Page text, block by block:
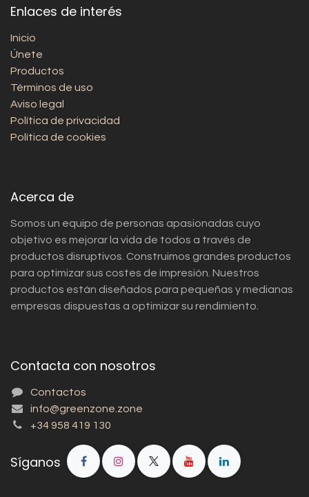
Enlaces de interés
Inicio
Únete
Productos
Términos de uso
Aviso legal
Política de privacidad
Política de cookies
Acerca de
Somos un equipo de personas apasionadas cuyo
objetivo es mejorar la vida de todos a través de
productos disruptivos. Construimos grandes productos
para optimizar sus costes de impresión. Nuestros
productos están diseñados para pequeñas y medianas
empresas dispuestas a optimizar su rendimiento.
Contacta con nosotros
Contactos
info@greenzone.zone
+34 958 419 130
Síganos